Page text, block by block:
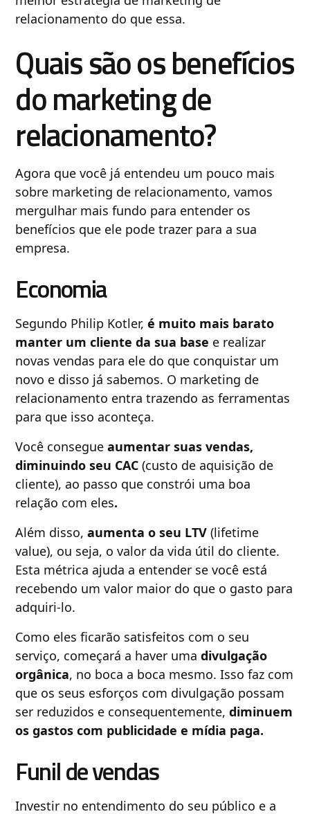
relacionamento do que essa.
Quais são os benefícios
do marketing de
relacionamento?
Agora que você já entendeu um pouco mais
sobre marketing de relacionamento, vamos
mergulhar mais fundo para entender os
benefícios que ele pode trazer para a sua
empresa.
Economia
Segundo Philip Kotler,é muito mais barato
manter um cliente da sua base e realizar
novas vendas para ele do que conquistar um
novo e disso já sabemos. O marketing de
relacionamento entra trazendo as ferramentas
para que isso aconteça.
Você consegueaumentar suas vendas,
diminuindo seu CAC (custo de aquisição de
cliente), ao passo que constrói uma boa
relação com eles.
Além disso,aumenta o seu LTV(lifetime
value), ou seja, o valor da vida útil do cliente.
Esta métrica ajuda a entender se você está
recebendo um valor maior do que o gasto para
adquiri-lo.
Como eles ficarão satisfeitos com o seu
serviço, começará a haver umadivulgação
orgânica, no boca a boca mesmo. Isso faz com
que os seus esforços com divulgação possam
ser reduzidos e consequentemente,diminuem
os gastos com publicidade e mídia paga.
Funil de vendas
Investir no entendimento do seu público e a